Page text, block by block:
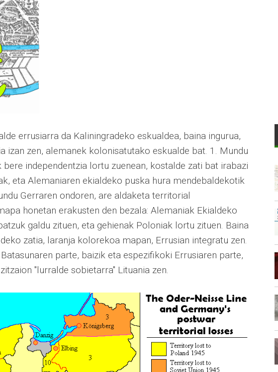
errusiarra da Kaliningradeko eskualdea, baina ingurua,
izan zen, alemanek kolonisatutako eskualde bat. 1. Mundu
independentzia lortu zuenean, kostalde zati bat irabazi
eta Alemaniaren ekialdeko puska hura mendebaldekotik
Gerraren ondoren, are aldaketa territorial
honetan erakusten den bezala: Alemaniak Ekialdeko
galdu zituen, eta gehienak Poloniak lortu zituen. Baina
zatia, laranja kolorekoa mapan, Errusian integratu zen.
parte, baizik eta espezifikoki Errusiaren parte,
"lurralde sobietarra" Lituania zen.